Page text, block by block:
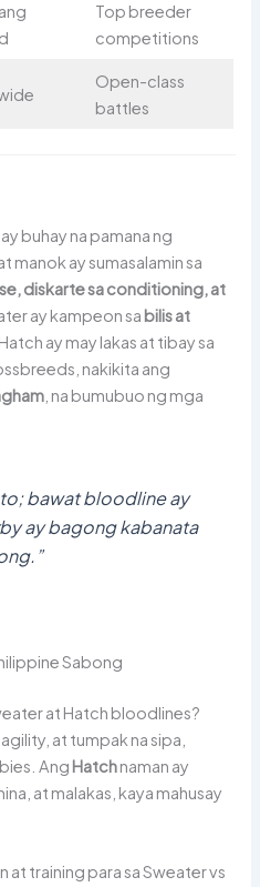
Top breeder
competitions
Open-class
battles
ay buhay na pamana ng
manok ay sumasalamin sa
diskarte sa conditioning, at
ay kampeon sa bilis at
ay may lakas at tibay sa
nakikita ang
, na bumubuo ng mga
bawat bloodline ay
ay bagong kabanata
Sabong
at Hatch bloodlines?
at tumpak na sipa,
Ang Hatchnaman ay
at malakas, kaya mahusay
training para sa Sweater vs